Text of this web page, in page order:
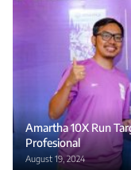
Amartha 10X Run
Profesional
August 19, 2024